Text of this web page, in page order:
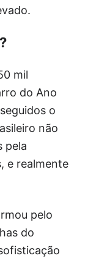
mil
do Ano
o
não
pela
e realmente
pelo
do